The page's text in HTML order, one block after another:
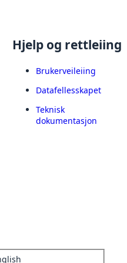
Hjelp og rettleiing
Brukerveileiing
Datafellesskapet
Teknisk
dokumentasjon